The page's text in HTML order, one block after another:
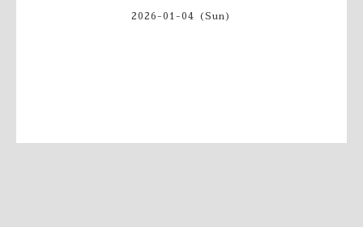
2026-01-04 (Sun)